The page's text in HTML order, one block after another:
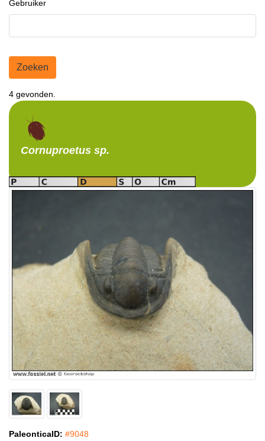
Gebruiker
Zoeken
4 gevonden.
Cornuproetus sp.
PaleonticaID: #9048